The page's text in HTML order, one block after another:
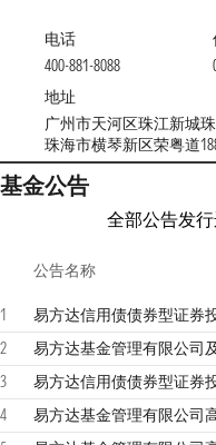
电话
400-881-8088
地址
广州市天河区珠江新城
珠海市横琴新区荣粤道
基金公告
全部公告发
公告名称
1
2
3
易方达信用债债券型证券
4
易方达基金管理有限公司